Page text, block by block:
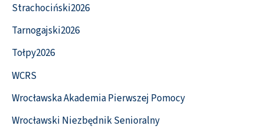
Strachociński2026
Tarnogajski2026
Tołpy2026
WCRS
Wrocławska Akademia Pierwszej Pomocy
Wrocławski Niezbędnik Senioralny